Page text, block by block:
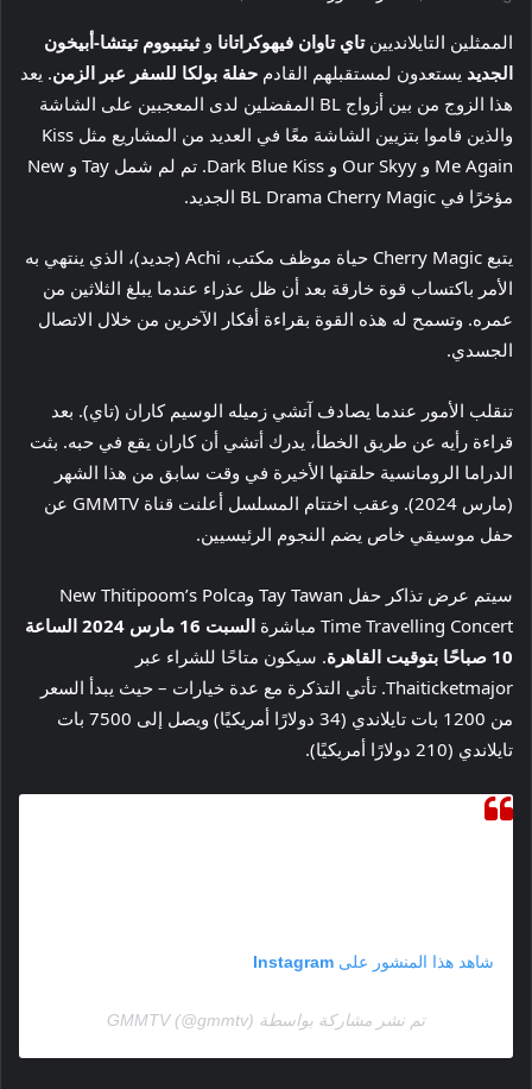
الممثلين التايلانديينتاي تاوان فيهوكراتانا وثيتيبووم تيتشا-أبيخون
الجديد يستعدون لمستقبلهم القادم حفلة بولكا للسفر عبر الزمن. يعد
هذا الزوج من بين أزواج BL المفضلين لدى المعجبين على الشاشة
والذين قاموا بتزيين الشاشة معًا في العديد من المشاريع مثل Kiss
Me Again و Our Skyy و Dark Blue Kiss. تم لم شمل Tay و New
مؤخرًا في BL Drama Cherry Magic الجديد.
يتبع Cherry Magic حياة موظف مكتب، Achi (جديد)، الذي ينتهي به
الأمر باكتساب قوة خارقة بعد أن ظل عذراء عندما يبلغ الثلاثين من
عمره. وتسمح له هذه القوة بقراءة أفكار الآخرين من خلال الاتصال
الجسدي.
تنقلب الأمور عندما يصادف آتشي زميله الوسيم كاران (تاي). بعد
قراءة رأيه عن طريق الخطأ، يدرك أتشي أن كاران يقع في حبه. بثت
الدراما الرومانسية حلقتها الأخيرة في وقت سابق من هذا الشهر
(مارس 2024). وعقب اختتام المسلسل أعلنت قناة GMMTV عن
حفل موسيقي خاص يضم النجوم الرئيسيين.
سيتم عرض تذاكر حفل Tay Tawan وNew Thitipoom’s Polca
Time Travelling Concert مباشرة
السبت 16 مارس 2024 الساعة
10 صباحًا بتوقيت القاهرة
. سيكون متاحًا للشراء عبر
Thaiticketmajor. تأتي التذكرة مع عدة خيارات – حيث يبدأ السعر
من 1200 بات تايلاندي (34 دولارًا أمريكيًا) ويصل إلى 7500 بات
تايلاندي (210 دولارًا أمريكيًا).
شاهد هذا المنشور على Instagram
تم نشر مشاركة بواسطة GMMTV (@gmmtv)